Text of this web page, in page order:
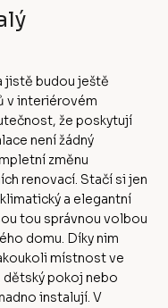
jistě budou ještě
v interiérovém
že poskytují
není žádný
změnu
renovací. Stačí si jen
a elegantní
tou správnou volbou
domu. Díky nim
místnost ve
pokoj nebo
instalují. V